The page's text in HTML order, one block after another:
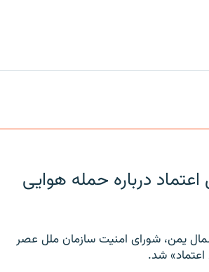
درباره حمله هوایی
یمن، شورای امنیت سازمان ملل عصر
شد.